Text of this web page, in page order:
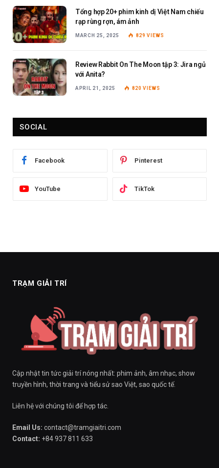
Tổng hợp 20+ phim kinh dị Việt Nam chiếu
rạp rùng rợn, ám ảnh
MARCH 25, 2025 829VIEWS
Review Rabbit On The Moon tập 3: Jira ngủ
với Anita?
APRIL 21, 2025 820VIEWS
SOCIAL
Facebook Pinterest
YouTube TikTok
TRẠM GIẢI TRÍ
Cập nhật tin tức giải trí nóng nhất: phim ảnh, âm nhạc, show
truyền hình, thời trang và tiểu sử sao Việt, sao quốc tế.
Liên hệ với chúng tôi để hợp tác.
Email Us: contact@tramgiaitri.com
Contact: +84 937 811 633